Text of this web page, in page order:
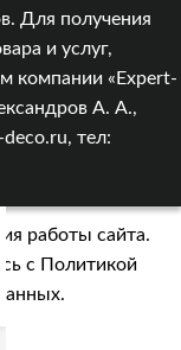
Для получения
и услуг,
компании «Expert-
А. А.,
тел:
работы сайта.
с Политикой